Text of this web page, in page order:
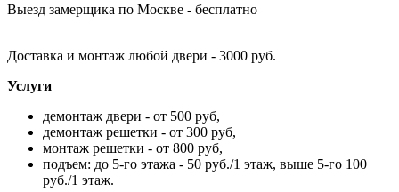
Выезд замерщика по Москве - бесплатно
Доставка и монтаж любой двери - 3000 руб.
Услуги
демонтаж двери - от 500 руб,
демонтаж решетки - от 300 руб,
монтаж решетки - от 800 руб,
подъем: до 5-го этажа - 50 руб./1 этаж, выше 5-го 100
руб./1 этаж.